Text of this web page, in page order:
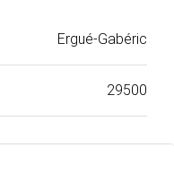
Ergué-Gabéric
29500